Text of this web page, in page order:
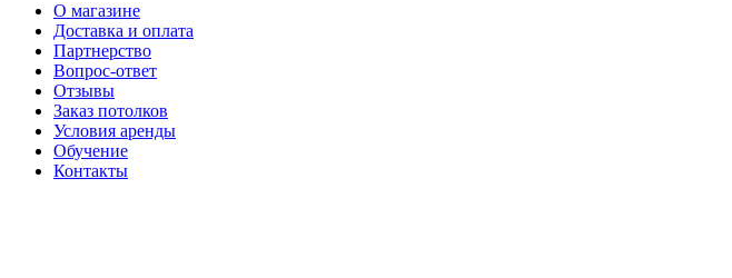
О магазине
Доставка и оплата
Партнерство
Вопрос-ответ
Отзывы
Заказ потолков
Условия аренды
Обучение
Контакты